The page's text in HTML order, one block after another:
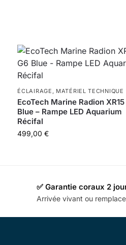
ÉCLAIRAGE , MATÉRIEL TECHNIQUE
EcoTech Marine Radion XR15
Blue – Rampe LED Aquarium
Récifal
499,00€
✅ Garantie coraux 2
Arrivée vivant ou